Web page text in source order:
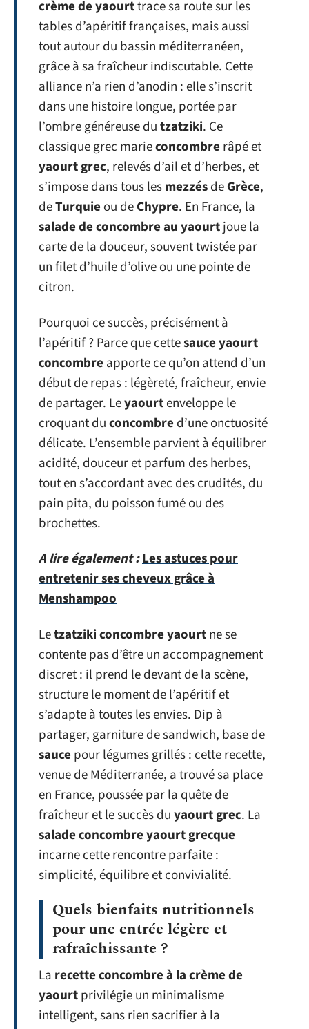
crème de yaourttrace sa route sur les
tables d’apéritif françaises, mais aussi
tout autour du bassin méditerranéen,
grâce à sa fraîcheur indiscutable. Cette
alliance n’a rien d’anodin : elle s’inscrit
dans une histoire longue, portée par
l’ombre généreuse dutzatziki. Ce
classique grec marieconcombre râpé et
yaourt grec, relevés d’ail et d’herbes, et
s’impose dans tous lesmezzésdeGrèce,
deTurquie ou deChypre. En France, la
salade de concombre au yaourtjoue la
carte de la douceur, souvent twistée par
un filet d’huile d’olive ou une pointe de
citron.
Pourquoi ce succès, précisément à
l’apéritif ? Parce que cettesauce yaourt
concombre apporte ce qu’on attend d’un
début de repas : légèreté, fraîcheur, envie
de partager. Leyaourtenveloppe le
croquant duconcombre d’une onctuosité
délicate. L’ensemble parvient à équilibrer
acidité, douceur et parfum des herbes,
tout en s’accordant avec des crudités, du
pain pita, du poisson fumé ou des
brochettes.
A lire également :Les astuces pour
entretenir ses cheveux grâce à
Menshampoo
Letzatziki concombre yaourtne se
contente pas d’être un accompagnement
discret : il prend le devant de la scène,
structure le moment de l’apéritif et
s’adapte à toutes les envies. Dip à
partager, garniture de sandwich, base de
sauce pour légumes grillés : cette recette,
venue de Méditerranée, a trouvé sa place
en France, poussée par la quête de
fraîcheur et le succès duyaourt grec. La
salade concombre yaourt grecque
incarne cette rencontre parfaite :
simplicité, équilibre et convivialité.
Quels bienfaits nutritionnels
pour une entrée légère et
rafraîchissante ?
La recette concombre à la crème de
yaourtprivilégie un minimalisme
intelligent, sans rien sacrifier à la